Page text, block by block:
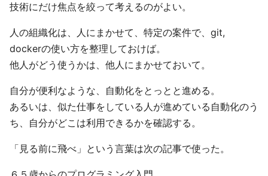
技術にだけ焦点を絞って考えるのがよい。
人の組織化は、人にまかせて、特定の案件で、git,
dockerの使い方を整理しておけば。
他人がどう使うかは、他人にまかせておいて。
自分が便利なような、自動化をとっとと進める。
あるいは、似た仕事をしている人が進めている自動化のう
ち、自分がどこは利用できるかを確認する。
「見る前に飛べ」という言葉は次の記事で使った。